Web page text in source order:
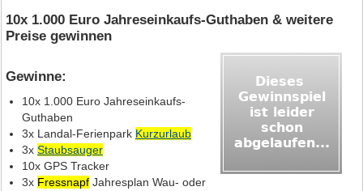
10x 1.000 Euro Jahreseinkaufs-Guthaben & weitere
Preise gewinnen
Gewinne:
10x 1.000 Euro Jahreseinkaufs-
Guthaben
3x Landal-Ferienpark Kurzurlaub
3x Staubsauger
10x GPS Tracker
3x Fressnapf Jahresplan Wau- oder